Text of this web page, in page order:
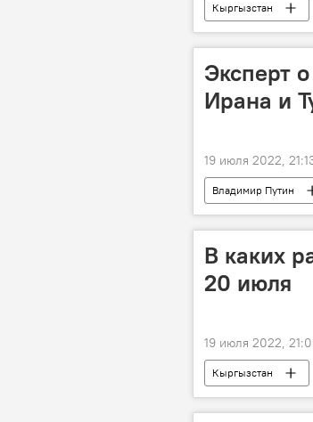
Кыргызстан
Эксперт
Ирана и
19 июля 2022,
Владимир Путин
В каких
20 июля
19 июля 2022,
Кыргызстан